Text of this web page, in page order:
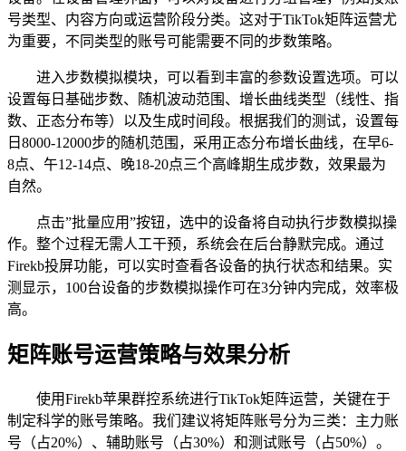
号类型、内容方向或运营阶段分类。这对于TikTok矩阵运营尤
为重要，不同类型的账号可能需要不同的步数策略。
进入步数模拟模块，可以看到丰富的参数设置选项。可以
设置每日基础步数、随机波动范围、增长曲线类型（线性、指
数、正态分布等）以及生成时间段。根据我们的测试，设置每
日8000-12000步的随机范围，采用正态分布增长曲线，在早6-
8点、午12-14点、晚18-20点三个高峰期生成步数，效果最为
自然。
点击”批量应用”按钮，选中的设备将自动执行步数模拟操
作。整个过程无需人工干预，系统会在后台静默完成。通过
Firekb投屏功能，可以实时查看各设备的执行状态和结果。实
测显示，100台设备的步数模拟操作可在3分钟内完成，效率极
高。
矩阵账号运营策略与效果分析
使用Firekb苹果群控系统进行TikTok矩阵运营，关键在于
制定科学的账号策略。我们建议将矩阵账号分为三类：主力账
号（占20%）、辅助账号（占30%）和测试账号（占50%）。